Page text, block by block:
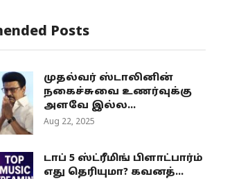
Posts
முதல்வர் ஸ்டாலினின்
நகைச்சுவை உணர்வுக்கு
அளவே இல்ல...
Aug 22, 2025
டாப் 5 ஸ்ட்ரீமிங் பிளாட்பார்ம்
எது தெரியுமா? கவனத்...